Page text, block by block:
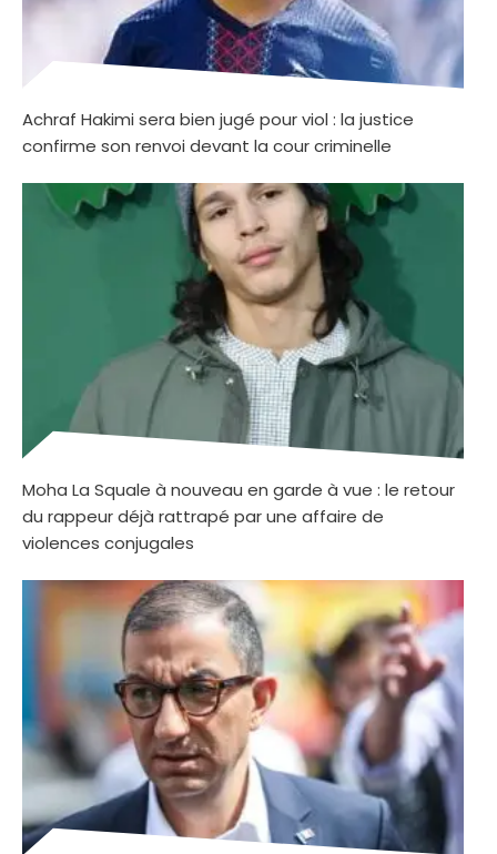
Achraf Hakimi sera bien jugé pour viol : la justice
confirme son renvoi devant la cour criminelle
Moha La Squale à nouveau en garde à vue : le retour
du rappeur déjà rattrapé par une affaire de
violences conjugales